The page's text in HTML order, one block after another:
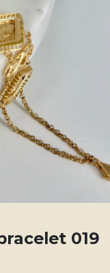
019 Extra gold bracelet